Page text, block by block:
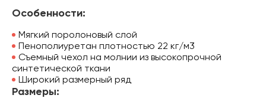
Особенности:
Мягкий поролоновый слой
Пенополиуретан плотностью 22 кг/м3
Съемный чехол на молнии из высокопрочной
синтетической ткани
Широкий размерный ряд
Размеры: